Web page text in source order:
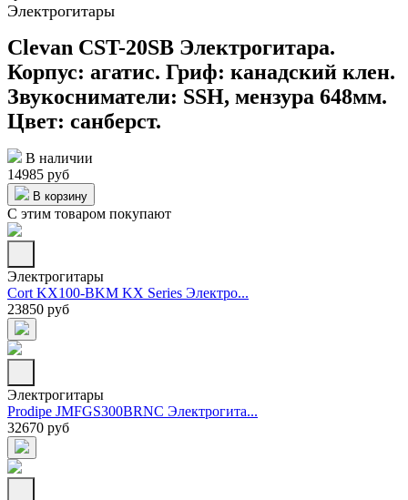
Электрогитары
Clevan CST-20SB Электрогитара.
Корпус: агатис. Гриф: канадский клен.
Звукосниматели: SSH, мензура 648мм.
Цвет: санберст.
В наличии
14985 руб
В корзину
С этим товаром покупают
Электрогитары
Cort KX100-BKM KX Series Электро...
23850 руб
Электрогитары
Prodipe JMFGS300BRNC Электрогита...
32670 руб